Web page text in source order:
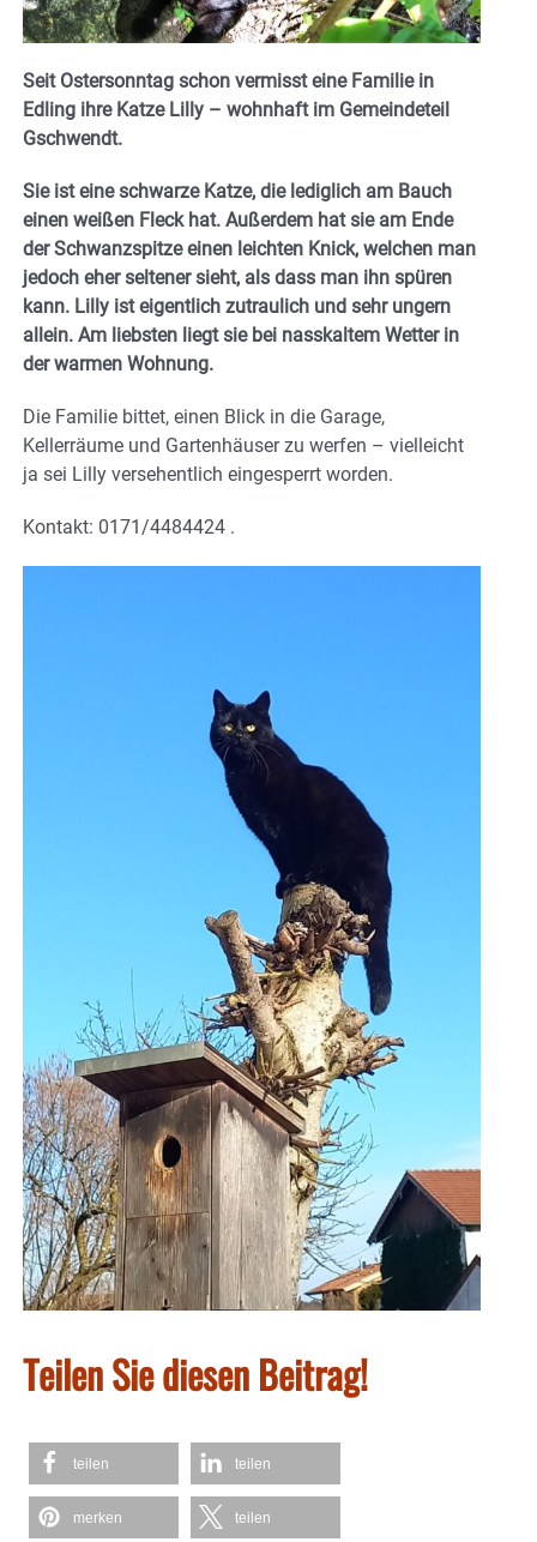
Seit Ostersonntag schon vermisst eine Familie in
Edling ihre Katze Lilly – wohnhaft im Gemeindeteil
Gschwendt.
Sie ist eine schwarze Katze, die lediglich am Bauch
einen weißen Fleck hat. Außerdem hat sie am Ende
der Schwanzspitze einen leichten Knick, welchen man
jedoch eher seltener sieht, als dass man ihn spüren
kann. Lilly ist eigentlich zutraulich und sehr ungern
allein. Am liebsten liegt sie bei nasskaltem Wetter in
der warmen Wohnung.
Die Familie bittet, einen Blick in die Garage,
Kellerräume und Gartenhäuser zu werfen – vielleicht
ja sei Lilly versehentlich eingesperrt worden.
Kontakt: 0171/4484424 .
Teilen Sie diesen Beitrag!
teilen teilen
merken teilen